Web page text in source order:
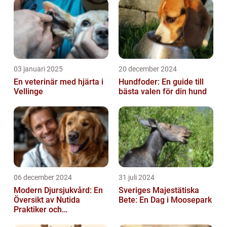
03 januari 2025
En veterinär med hjärta i
Vellinge
20 december 2024
Hundfoder: En guide till
bästa valen för din hund
06 december 2024
Modern Djursjukvård: En
Översikt av Nutida
Praktiker och
31 juli 2024
Sveriges Majestätiska
Bete: En Dag i Moosepark